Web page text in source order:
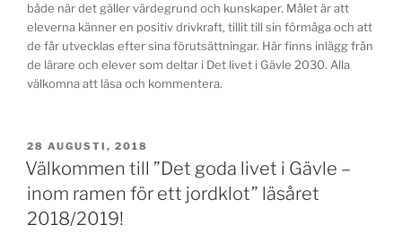
både när det gäller värdegrund och kunskaper. Målet är att
eleverna känner en positiv drivkraft, tillit till sin förmåga och att
de får utvecklas efter sina förutsättningar. Här finns inlägg från
de lärare och elever som deltar i Det livet i Gävle 2030. Alla
välkomna att läsa och kommentera.
PUBLICERAT
28 AUGUSTI, 2018
Välkommen till ”Det goda livet i Gävle –
inom ramen för ett jordklot” läsåret
2018/2019!